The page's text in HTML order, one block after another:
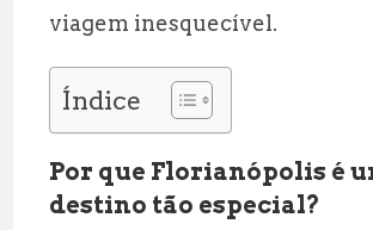
viagem inesquecível.
Índice
Por que Florianópolis é
destino tão especial?